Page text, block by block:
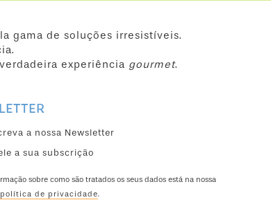
gama de soluções irresistíveis.
experiência gourmet.
a nossa Newsletter
a sua subscrição
sobre como são tratados os seus dados está na nossa
política de privacidade.